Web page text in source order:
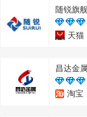
随锐旗
天猫
昌达金
淘宝